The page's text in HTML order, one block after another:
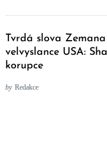
Tvrdá slova
velvyslance USA:
korupce
by Redakce